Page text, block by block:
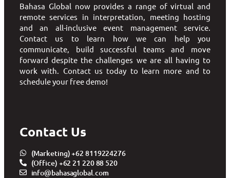
Bahasa Global now provides a range of virtual and
remote services in interpretation, meeting hosting
and an all-inclusive event management service.
Contact us to learn how we can help you
communicate, build successful teams and move
forward despite the challenges we are all having to
work with. Contact us today to learn more and to
schedule your free demo!
Contact Us
(Marketing) +62 8119224276
(Office) +62 21 220 88 520
info@bahasaglobal.com